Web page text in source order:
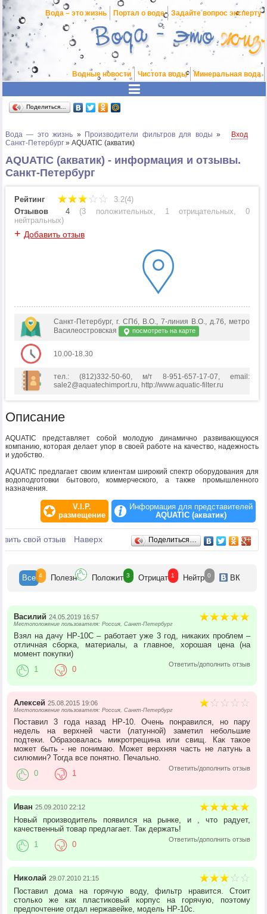
Вода – это жизнь Портал о воде Задайте вопрос эксперту
Водные новости Чистота воды Минеральная вода
Поделиться…
Вода — это жизнь » Производители фильтров для воды »
Санкт-Петербург » AQUATIC (акватик)
Вход
AQUATIC (акватик) - информация и отзывы.
Санкт-Петербург
Рейтинг
3.2(4)
Отзывов
4 (3 положительных, 1 отрицательных,0
нейтральных)
+ Добавить отзыв
Санкт-Петербург, г. СПб, В.О., 7-линия В.О., д.76, метро
Василеостровская
посмотреть на карте
10.00-18.30
тел.: (812)332-50-60, м/т 8-951-657-17-07, email:
sale2@aquatechimport.ru, http://www.aquatic-filter.ru
Описание
AQUATIC представляет собой молодую динамично развивающуюся
компанию, которая делает упор в своей работе на качество, надежность
и удобство.
AQUATIC предлагает своим клиентам широкий спектр оборудования для
водоподготовки бытового, коммерческого, а также промышленного
назначения.
V.I.P.
размещение
Информация для представителей
AQUATIC (акватик)
Отзывы
свой отзыв Наверх Поделиться…
Все 4 Полезн Положит 3 Отрицат 1 Нейтр 0 ВК
Василий 24.05.2019 16:57
Местоположение пользователя: Россия, Санкт-Петербург
Взял на дачу HP-10C – работает уже 3 год, никаких проблем –
отличная сборка, материалы, а главное, хорошая цена (на
момент покупки)
Ответить/дополнить отзыв
1 0
Алексей 25.08.2015 19:06
Местоположение пользователя: Россия, Санкт-Петербург
Поставил 3 года назад HP-10. Очень понравился, но пару
недель на верхней части (латунной) заметил небольшие
подтеки. Образовалась микротрещина или свищ. Как такое
может быть - не понимаю. Может верхняя часть не латунь а
силюмин? Тогда все понятно. Печально.
Ответить/дополнить отзыв
0 1
Иван 25.09.2010 22:12
Новый производитель появился на рынке, и , что радует,
качественный товар предлагает. Так держать!
Ответить/дополнить отзыв
1 0
Николай 29.07.2010 21:15
Поставил дома на горячую воду, фильтр нравится. Стоит
столько же как пластиковый корпус на горячую, поэтому
предпочтение отдал нержавейке, модель HP-10c.